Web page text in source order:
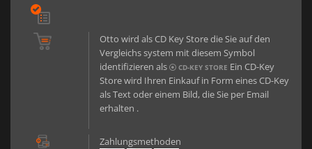
Otto wird als CD Key Store die Sie auf den
Vergleichs system mit diesem Symbol
identifizieren als
CD-KEY STORE Ein CD-Key
Store wird Ihren Einkauf in Form eines CD-Key
als Text oder einem Bild, die Sie per Email
erhalten .
Zahlungsmethoden